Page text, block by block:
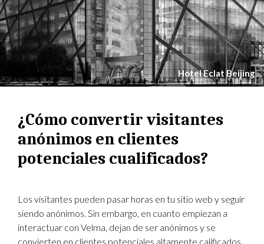
Hotel Eclat Beijing
¿Cómo convertir visitantes
anónimos en clientes
potenciales cualificados?
Los visitantes pueden pasar horas en tu sitio web y seguir
siendo anónimos. Sin embargo, en cuanto empiezan a
interactuar con Velma, dejan de ser anónimos y se
convierten en clientes potenciales altamente calificados.